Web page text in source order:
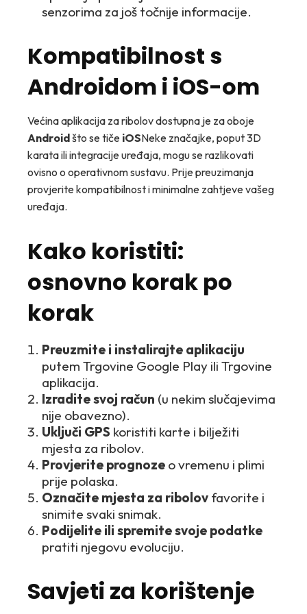
senzorima za još točnije informacije.
Kompatibilnost s
Androidom i iOS-om
Većina aplikacija za ribolov dostupna je za oboje
Androidšto se tiče iOSNeke značajke, poput 3D
karata ili integracije uređaja, mogu se razlikovati
ovisno o operativnom sustavu. Prije preuzimanja
provjerite kompatibilnost i minimalne zahtjeve vašeg
uređaja.
Kako koristiti:
osnovno korak po
korak
Preuzmite i instalirajte aplikaciju
putem Trgovine Google Play ili Trgovine
aplikacija.
Izradite svoj račun (u nekim slučajevima
nije obavezno).
Uključi GPS koristiti karte i bilježiti
mjesta za ribolov.
Provjerite prognoze o vremenu i plimi
prije polaska.
Označite mjesta za ribolov favorite i
snimite svaki snimak.
Podijelite ili spremite svoje podatke
pratiti njegovu evoluciju.
Savjeti za korištenje